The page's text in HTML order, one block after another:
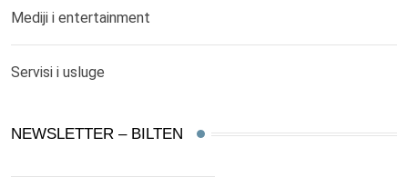
Mediji i entertainment
Servisi i usluge
NEWSLETTER – BILTEN